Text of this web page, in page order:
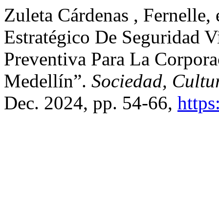
Zuleta Cárdenas ,
Estratégico De Seguridad
Preventiva Para La
Medellín”. Sociedad,
Dec. 2024, pp. 54-66,